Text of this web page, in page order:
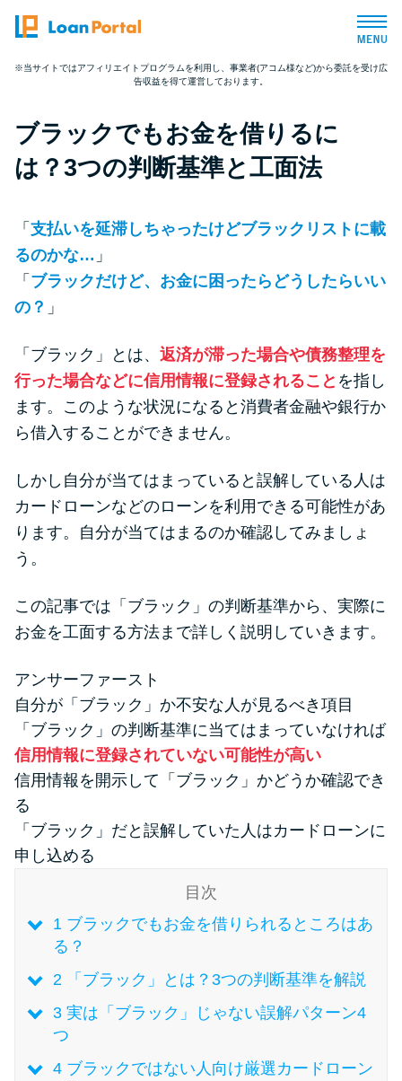
トップページ
おすすめコンテンツ
審査が不安な方向け
便利なコンテンツ
カードローンQ&A
リボ払いをそのまま払いきると
損！
カードローンの見直しで40万円
得した話
最速！最短40分で借りられるカ
種類や特徴で探す
の理由
※当サイトではアフィリエイトプログラムを利用し、事業者(アコム様など)から委託を受け広
告収益を得て運営しております。
ブラックでもお金を借りるに
は？3つの判断基準と工面法
「 支払いを延滞しちゃったけどブラックリストに載
るのかな… 」
「 ブラックだけど、お金に困ったらどうしたらいい
の？ 」
「ブラック」とは、 返済が滞った場合や債務整理を
行った場合などに信用情報に登録されること を指し
ます。このような状況になると消費者金融や銀行か
ら借入することができません。
しかし自分が当てはまっていると誤解している人は
カードローンなどのローンを利用できる可能性があ
ります。自分が当てはまるのか確認してみましょ
う。
この記事では「ブラック」の判断基準から、実際に
お金を工面する方法まで詳しく説明していきます。
アンサーファースト
自分が「ブラック」か不安な人が見るべき項目
「ブラック」の判断基準に当てはまっていなければ
信用情報に登録されていない可能性が高い
信用情報を開示して「ブラック」かどうか確認でき
る
「ブラック」だと誤解していた人はカードローンに
申し込める
目次
1ブラックでもお金を借りられるところはあ
る？
2「ブラック」とは？3つの判断基準を解説
3実は「ブラック」じゃない誤解パターン4
つ
4ブラックではない人向け厳選カードローン